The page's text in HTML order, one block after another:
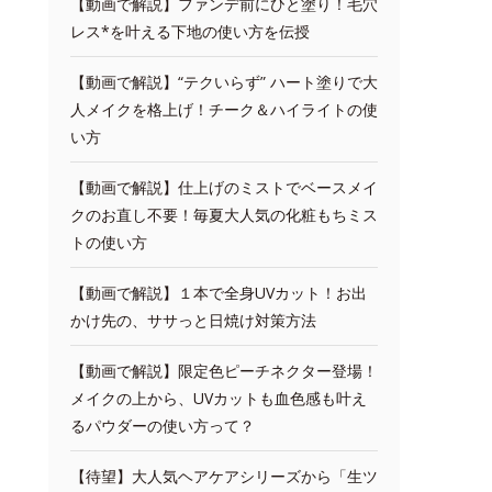
レス*を叶える下地の使い方を伝授
【動画で解説】“テクいらず” ハート塗りで大
人メイクを格上げ！チーク＆ハイライトの使
い方
【動画で解説】仕上げのミストでベースメイ
クのお直し不要！毎夏大人気の化粧もちミス
トの使い方
【動画で解説】１本で全身UVカット！お出
かけ先の、ササっと日焼け対策方法
【動画で解説】限定色ピーチネクター登場！
メイクの上から、UVカットも血色感も叶え
るパウダーの使い方って？
【待望】大人気ヘアケアシリーズから「生ツ